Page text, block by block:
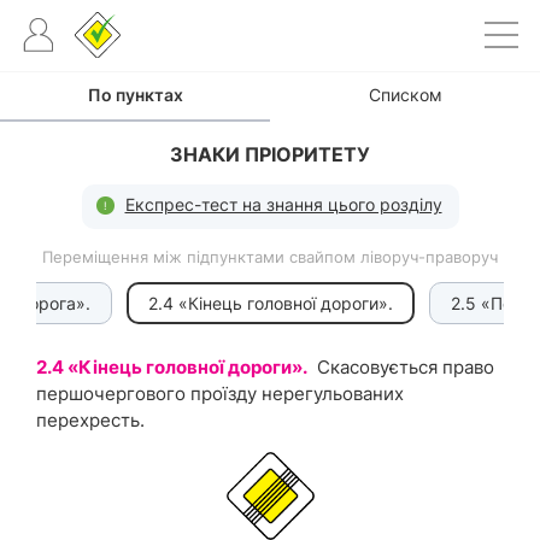
По пунктах Списком
ЗНАКИ ПРІОРИТЕТУ
Експрес-тест на знання цього розділу
Переміщення між підпунктами свайпом ліворуч-праворуч
дорога». 2.4 «Кінець головної дороги». 2.5
2.4 «Кінець головної дороги». Скасовується право
першочергового проїзду нерегульованих
перехресть.